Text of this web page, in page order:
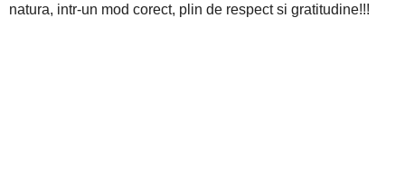
natura, intr-un mod corect, plin de respect si gratitudine!!!